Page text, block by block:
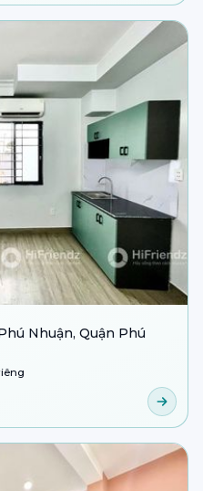
Nhuận, Quận Phú